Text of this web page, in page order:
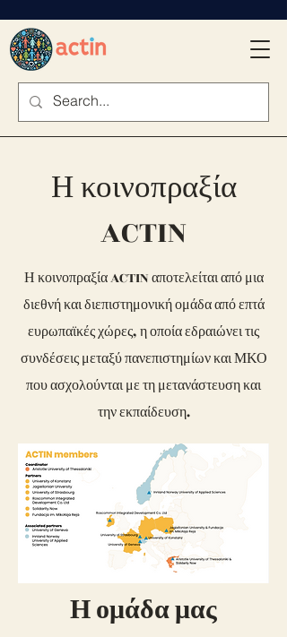
Η κοινοπραξία
ACTIN
Η κοινοπραξία ACTIN αποτελείται από μια
διεθνή και διεπιστημονική ομάδα από επτά
ευρωπαϊκές χώρες, η οποία εδραιώνει τις
συνδέσεις μεταξύ πανεπιστημίων και ΜΚΟ
που ασχολούνται με τη μετανάστευση και
την εκπαίδευση.
Η ομάδα μας